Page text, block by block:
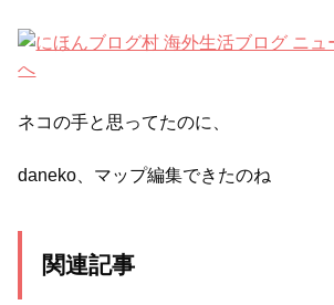
ネコの手と思ってたのに、
daneko、マップ編集できたのね
関連記事